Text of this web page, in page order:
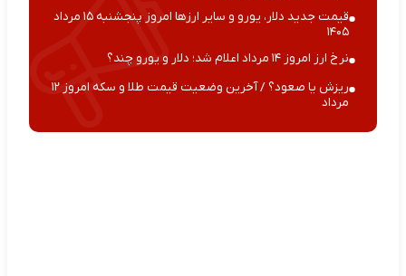
قیمت جدید دلار، یورو و سایر ارزها امروز پنجشنبه ۱۵ مرداد
۱۴۰۵
نرخ ارز امروز ۱۴ مرداد اعلام شد؛ دلار و یورو چند؟
ریزش یا صعود؟ / آخرین وضعیت قیمت طلا و سکه امروز ۱۲
مرداد